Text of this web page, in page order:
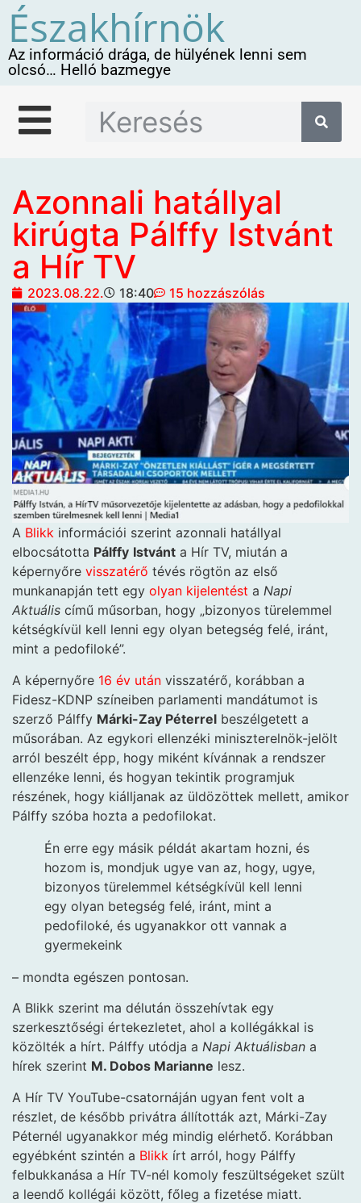
Északhírnök
Az információ drága, de hülyének lenni sem
olcsó… Helló bazmegye
Azonnali hatállyal
kirúgta Pálffy Istvánt
a Hír TV
2023.08.22. 18:40 15 hozzászólás
A Blikk információi szerint azonnali hatállyal
elbocsátotta Pálffy Istvánt a Hír TV, miután a
képernyőre visszatérő tévés rögtön az első
munkanapján tett egy olyan kijelentést a Napi
Aktuális című műsorban, hogy „bizonyos türelemmel
kétségkívül kell lenni egy olyan betegség felé, iránt,
mint a pedofiloké”.
A képernyőre 16 év után visszatérő, korábban a
Fidesz-KDNP színeiben parlamenti mandátumot is
szerző Pálffy Márki-Zay Péterrel beszélgetett a
műsorában. Az egykori ellenzéki miniszterelnök-jelölt
arról beszélt épp, hogy miként kívánnak a rendszer
ellenzéke lenni, és hogyan tekintik programjuk
részének, hogy kiálljanak az üldözöttek mellett, amikor
Pálffy szóba hozta a pedofilokat.
Én erre egy másik példát akartam hozni, és
hozom is, mondjuk ugye van az, hogy, ugye,
bizonyos türelemmel kétségkívül kell lenni
egy olyan betegség felé, iránt, mint a
pedofiloké, és ugyanakkor ott vannak a
gyermekeink
– mondta egészen pontosan.
A Blikk szerint ma délután összehívtak egy
szerkesztőségi értekezletet, ahol a kollégákkal is
közölték a hírt. Pálffy utódja a Napi Aktuálisban a
hírek szerint M. Dobos Marianne lesz.
A Hír TV YouTube-csatornáján ugyan fent volt a
részlet, de később privátra állították azt, Márki-Zay
Péternél ugyanakkor még mindig elérhető. Korábban
egyébként szintén a Blikk írt arról, hogy Pálffy
felbukkanása a Hír TV-nél komoly feszültségeket szült
a leendő kollégái között, főleg a fizetése miatt.